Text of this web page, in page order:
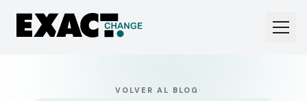
VOLVER AL BLOG ·